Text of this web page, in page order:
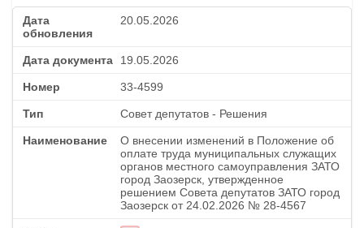
20.05.2026
19.05.2026
33-4599
Совет депутатов - Решения
О внесении изменений в Положение об
оплате труда муниципальных служащих
органов местного самоуправления ЗАТО
город Заозерск, утвержденное
решением Совета депутатов ЗАТО город
Заозерск от 24.02.2026 № 28-4567